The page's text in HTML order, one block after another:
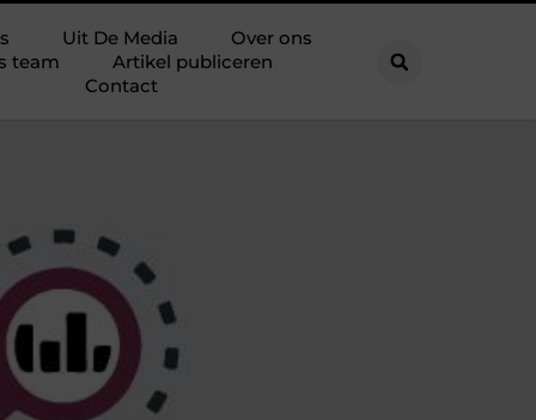
Uit De Media
Over ons
team
Artikel publiceren
Contact